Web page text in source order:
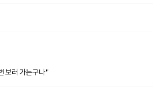
보러 가는구나"